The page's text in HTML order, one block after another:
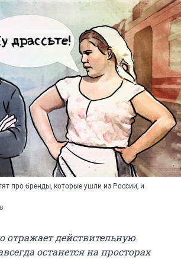
про бренды, которые ушли из России, и
отражает действительную
останется на просторах